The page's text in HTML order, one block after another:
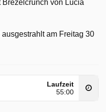
von Lucia
am Freitag 30
Laufzeit
55:00